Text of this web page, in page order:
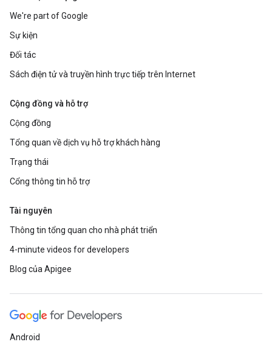
We're part of Google
Sự kiện
Đối tác
Sách điện tử và truyền hình trực tiếp trên Internet
Cộng đồng và hỗ trợ
Cộng đồng
Tổng quan về dịch vụ hỗ trợ khách hàng
Trạng thái
Cổng thông tin hỗ trợ
Tài nguyên
Thông tin tổng quan cho nhà phát triển
4-minute videos for developers
Blog của Apigee
Android